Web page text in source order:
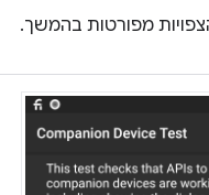
מפורטות בהמשך.